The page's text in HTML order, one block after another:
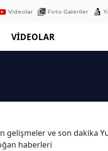
Videolar Foto Galeriler
VİDEOLAR
gelişmeler ve son dakika
haberleri